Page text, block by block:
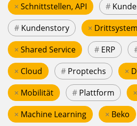
× Schnittstellen, API #
# Kundenstory ×
× Shared Service # ERP
× Cloud # Proptechs ×
× Mobilität # Plattform ×
× Machine Learning × Beko